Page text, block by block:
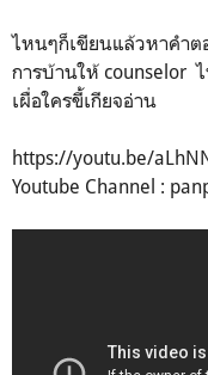
ไหนๆก็เขียนแล้วหาคำต
การบ้านให้ counselor
เผื่อใครขี้เกียจอ่าน
https://youtu.be/
Youtube Channel :